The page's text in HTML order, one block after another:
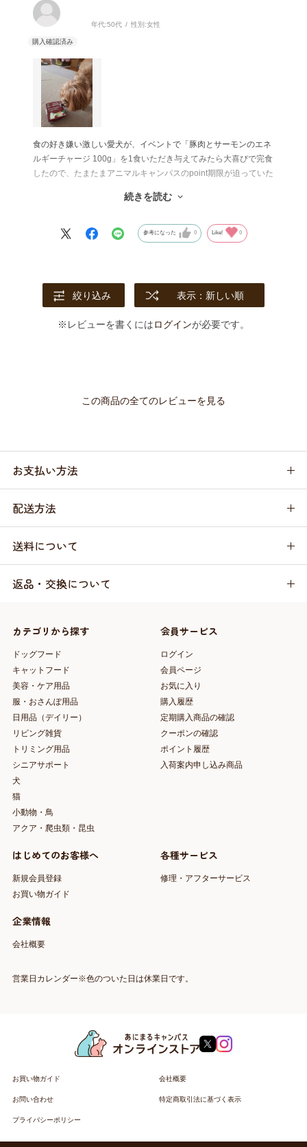
年代:50代 性別:女性
食の好き嫌い激しい愛犬が、イベントで「豚肉とサーモンのエネ
ルギーチャージ 100g」を1食いただき与えてみたら大喜びで完食
したので、たまたまアニマルキャンパスのpoint期限が迫っていた
ルギーチャージ 100g」を購入したかったのですが在庫切れして
エネルギーチャージ 100g」ほど喜んでくれませんでしたが2日に
分けてですが、完食しました。
与えられる感じでよい商品でした。1食がいいお値段するので特
別な時に食べさせます。
続きを読む
参考になった 0 Like! 0
絞り込み 表示：新しい順
※レビューを書くにはログインが必要です。
この商品の全てのレビューを見る
お支払い方法
配送方法
送料について
返品・交換について
カテゴリから探す
ドッグフード
キャットフード
美容・ケア用品
服・おさんぽ用品
日用品（デイリー）
リビング雑貨
トリミング用品
シニアサポート
犬
猫
小動物・鳥
アクア・爬虫類・昆虫
会員サービス
ログイン
会員ページ
お気に入り
購入履歴
定期購入商品の確認
クーポンの確認
ポイント履歴
入荷案内申し込み商品
はじめてのお客様へ
新規会員登録
お買い物ガイド
各種サービス
修理・アフターサービス
企業情報
会社概要
営業日カレンダー※色のついた日は休業日です。
お買い物ガイド 会社概要
お問い合わせ 特定商取引法に基づく表示
プライバシーポリシー